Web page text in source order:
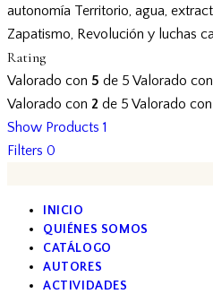
autonomía Territorio, agua,
Zapatismo, Revolución y luchas
Rating
Valorado con 5 de 5 Valorado con
Valorado con 2 de 5 Valorado con
Show Products 1
Filters 0
INICIO
QUIÉNES SOMOS
CATÁLOGO
AUTORES
ACTIVIDADES